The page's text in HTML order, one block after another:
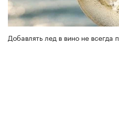
Добавлять лед в вино не всегда